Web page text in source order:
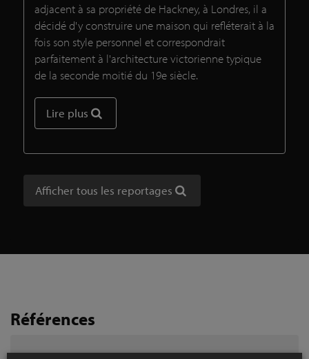
adjacent à sa propriété de Hackney, à Londres, il a
décidé d'y construire une maison qui refléterait à la
fois son style personnel et correspondrait
parfaitement à l'architecture victorienne typique
de la seconde moitié du 19e siècle.
Lire plus
Afficher tous les reportages
Références